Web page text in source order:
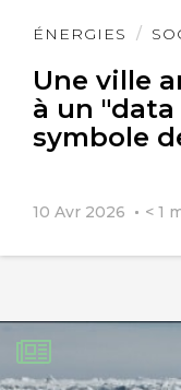
ÉNERGIES
Une ville
à un
symbole
10 Avr 2026 < 1
Lire